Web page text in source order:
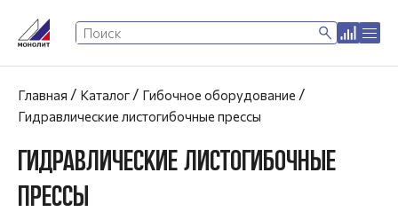
Главная / Каталог / Гибочное оборудование /
Гидравлические листогибочные прессы
ГИДРАВЛИЧЕСКИЕ ЛИСТОГИБОЧНЫЕ
ПРЕССЫ